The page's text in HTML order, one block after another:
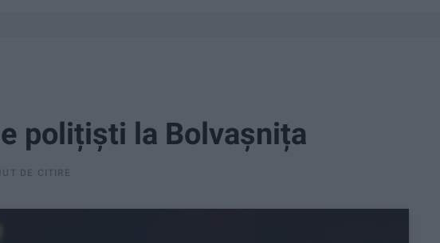
polițiști la Bolvașnița
DE CITIRE